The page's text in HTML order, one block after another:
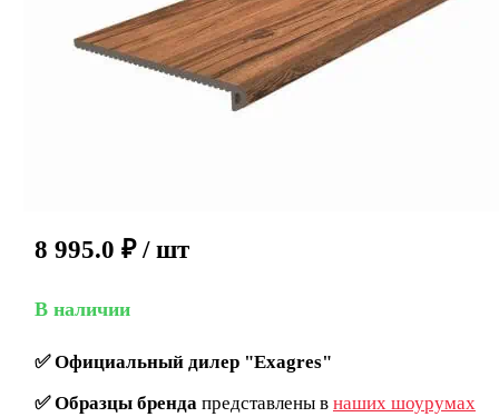
8 995.0 ₽ / шт
В наличии
✅Официальный дилер "Exagres"
✅Образцы брендапредставлены в наших шоурумах